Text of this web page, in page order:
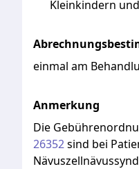
Kleinkindern
einmal am
Anmerkung
Die
26352sind bei